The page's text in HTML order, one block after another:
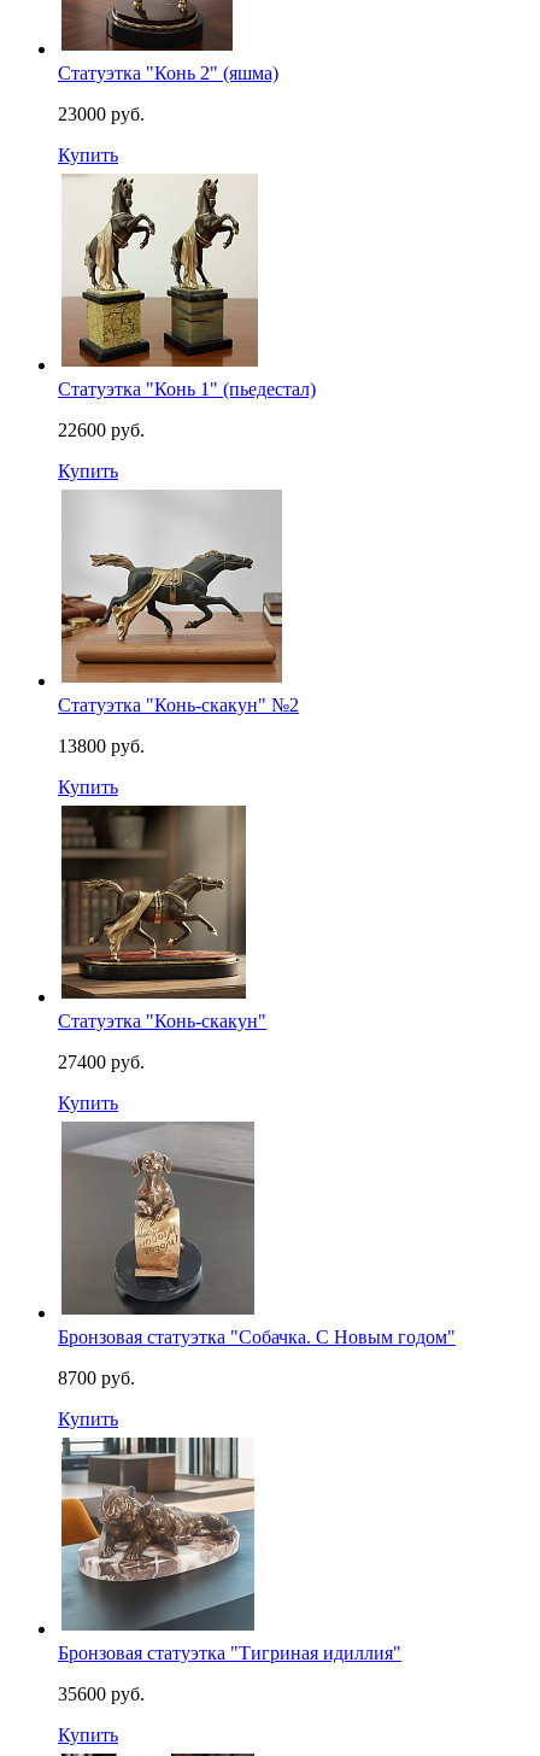
Статуэтка "Конь 2" (яшма)
23000 руб.
Купить
Статуэтка "Конь 1" (пьедестал)
22600 руб.
Купить
Статуэтка "Конь-скакун" №2
13800 руб.
Купить
Статуэтка "Конь-скакун"
27400 руб.
Купить
Бронзовая статуэтка "Собачка. С Новым годом"
8700 руб.
Купить
Бронзовая статуэтка "Тигриная идиллия"
35600 руб.
Купить